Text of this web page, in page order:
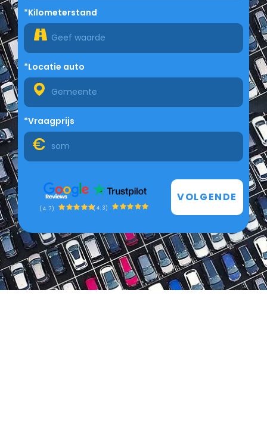
*Kilometerstand
*Locatie auto
*Vraagprijs
(4.7) (4.3)
VOLGENDE